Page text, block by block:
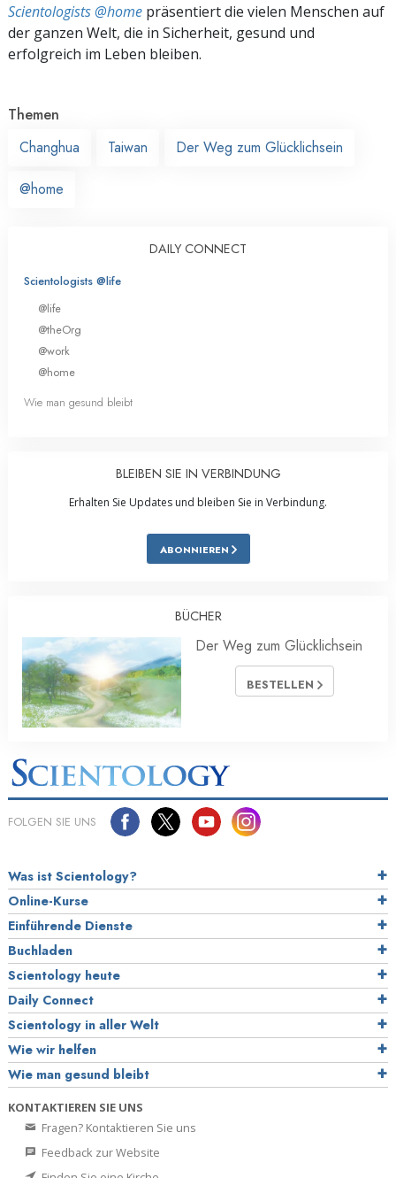
Scientologists @home präsentiert die vielen Menschen auf
der ganzen Welt, die in Sicherheit, gesund und
erfolgreich im Leben bleiben.
Themen
Changhua
Taiwan Der Weg zum Glücklichsein
@home
DAILY CONNECT
Scientologists @life
@life
@theOrg
@work
@home
Wie man gesund bleibt
BLEIBEN SIE IN VERBINDUNG
Erhalten Sie Updates und bleiben Sie in Verbindung.
ABONNIEREN
BÜCHER
Der Weg zum Glücklichsein
BESTELLEN
FOLGEN SIE UNS
Was ist Scientology?
Online-Kurse
Einführende Dienste
Buchladen
Scientology heute
Daily Connect
Scientology in aller Welt
Wie wir helfen
Wie man gesund bleibt
KONTAKTIEREN SIE UNS
Fragen? Kontaktieren Sie uns
Feedback zur Website